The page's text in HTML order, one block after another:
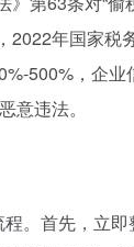
年国家
500%，企
违法。
。首先，立